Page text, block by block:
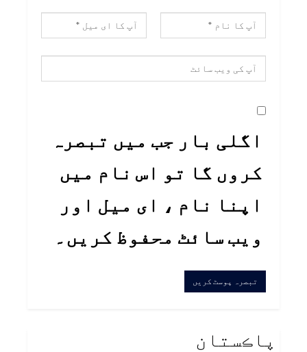
اگلی بار جب میں تبصرہ
کروں گا تو اس نام میں
اپنا نام ، ای میل اور
ویب سائٹ محفوظ کریں۔
پاڪستان